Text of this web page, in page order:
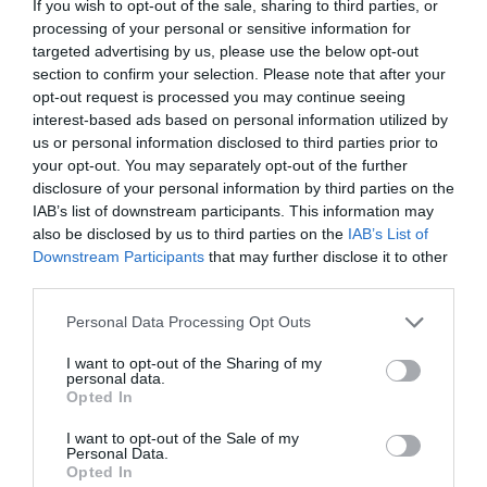
If you wish to opt-out of the sale, sharing to third parties, or
processing of your personal or sensitive information for
targeted advertising by us, please use the below opt-out
section to confirm your selection. Please note that after your
opt-out request is processed you may continue seeing
interest-based ads based on personal information utilized by
us or personal information disclosed to third parties prior to
your opt-out. You may separately opt-out of the further
disclosure of your personal information by third parties on the
IAB’s list of downstream participants. This information may
also be disclosed by us to third parties on the IAB’s List of
Downstream Participants that may further disclose it to other
Personal Data Processing Opt Outs
I want to opt-out of the Sharing of my
personal data.
Opted In
I want to opt-out of the Sale of my
Personal Data.
Opted In
Zgodność z
normami:
C-Tick, BSMI, GOST, cUL, GS, NEMKO, NOM,
CB, CCC, PSB, FCC, PSE Mark, ICES, MEPS,
KC, CECP, SIRIM
Gwarancja producenta
Obsługa i
wsparcie:
Gwarancja ograniczona - 1 rok
Parametry środowiska
Minimalna
temperatura
pracy:
5 °C
Maksymalna
temperatura
40 °C
wilgotność:
Wymiary i waga
Szerokość:
Wysokość: